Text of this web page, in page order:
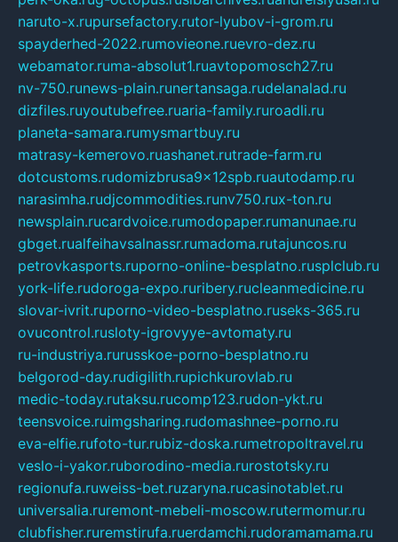
naruto-x.rupursefactory.rutor-lyubov-i-grom.ru
spayderhed-2022.rumovieone.ruevro-dez.ru
webamator.ruma-absolut1.ruavtopomosch27.ru
nv-750.runews-plain.runertansaga.rudelanalad.ru
dizfiles.ruyoutubefree.ruaria-family.ruroadli.ru
planeta-samara.rumysmartbuy.ru
matrasy-kemerovo.ruashanet.rutrade-farm.ru
dotcustoms.rudomizbrusa9x12spb.ruautodamp.ru
narasimha.rudjcommodities.runv750.rux-ton.ru
newsplain.rucardvoice.rumodopaper.rumanunae.ru
gbget.rualfeihavsalnassr.rumadoma.rutajuncos.ru
petrovkasports.ruporno-online-besplatno.rusplclub.ru
york-life.rudoroga-expo.ruribery.rucleanmedicine.ru
slovar-ivrit.ruporno-video-besplatno.ruseks-365.ru
ovucontrol.rusloty-igrovyye-avtomaty.ru
ru-industriya.rurusskoe-porno-besplatno.ru
belgorod-day.rudigilith.rupichkurovlab.ru
medic-today.rutaksu.rucomp123.rudon-ykt.ru
teensvoice.ruimgsharing.rudomashnee-porno.ru
eva-elfie.rufoto-tur.rubiz-doska.rumetropoltravel.ru
veslo-i-yakor.ruborodino-media.rurostotsky.ru
regionufa.ruweiss-bet.ruzaryna.rucasinotablet.ru
universalia.ruremont-mebeli-moscow.rutermomur.ru
clubfisher.ruremstirufa.ruerdamchi.rudoramamama.ru